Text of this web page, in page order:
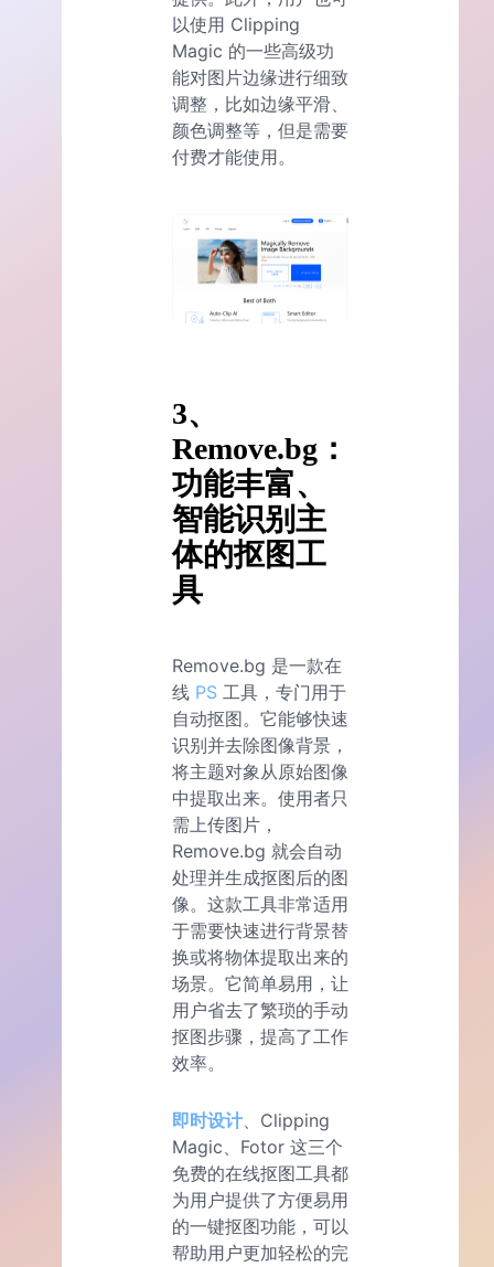
以使用 Clipping
Magic 的一些高级功
能对图片边缘进行细致
调整，比如边缘平滑、
颜色调整等，但是需要
付费才能使用。
3、
Remove.bg：
功能丰富、
智能识别主
体的抠图工
具
Remove.bg 是一款在
线 PS 工具，专门用于
自动抠图。它能够快速
识别并去除图像背景，
将主题对象从原始图像
中提取出来。使用者只
需上传图片，
Remove.bg 就会自动
处理并生成抠图后的图
像。这款工具非常适用
于需要快速进行背景替
换或将物体提取出来的
场景。它简单易用，让
用户省去了繁琐的手动
抠图步骤，提高了工作
效率。
即时设计、Clipping
Magic、Fotor 这三个
免费的在线抠图工具都
为用户提供了方便易用
的一键抠图功能，可以
帮助用户更加轻松的完